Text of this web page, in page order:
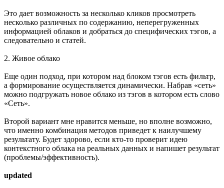
Это дает возможность за несколько кликов просмотреть
несколько различных по содержанию, неперегруженных
информацией облаков и добраться до специфических тэгов, а
следовательно и статей.
2. Живое облако
Еще один подход, при котором над блоком тэгов есть фильтр,
а формирование осуществляется динамически. Набрав «сеть»
можно подгружать новое облако из тэгов в котором есть слово
«Сеть».
Второй вариант мне нравится меньше, но вполне возможно,
что именно комбинация методов приведет к наилучшему
результату. Будет здорово, если кто-то проверит идею
контекстного облака на реальных данных и напишет результат
(проблемы/эффективность).
updated